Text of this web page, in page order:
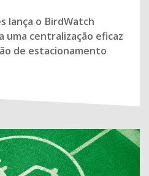
lança o BirdWatch
uma centralização eficaz
de estacionamento